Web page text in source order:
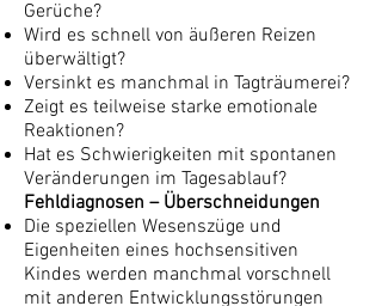
Gerüche?
Wird es schnell von äußeren Reizen
überwältigt?
Versinkt es manchmal in Tagträumerei?
Zeigt es teilweise starke emotionale
Reaktionen?
Hat es Schwierigkeiten mit spontanen
Veränderungen im Tagesablauf?
Fehldiagnosen – Überschneidungen
Die speziellen Wesenszüge und
Eigenheiten eines hochsensitiven
Kindes werden manchmal vorschnell
mit anderen Entwicklungsstörungen